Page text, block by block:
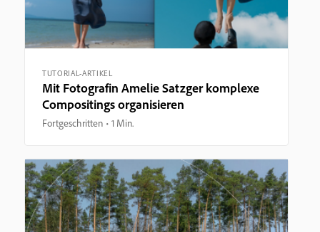
TUTORIAL-ARTIKEL
Mit Fotografin Amelie Satzger komplexe
Compositings organisieren
Fortgeschritten 1 Min.